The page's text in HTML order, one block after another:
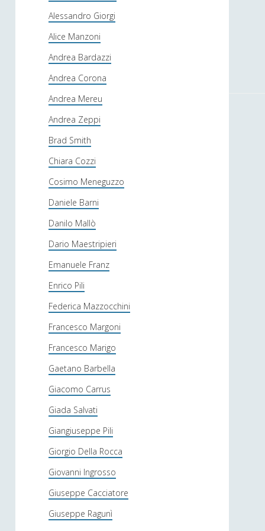
Alessandro Giorgi
Alice Manzoni
Andrea Bardazzi
Andrea Corona
Andrea Mereu
Andrea Zeppi
Brad Smith
Chiara Cozzi
Cosimo Meneguzzo
Daniele Barni
Danilo Mallò
Dario Maestripieri
Emanuele Franz
Enrico Pili
Federica Mazzocchini
Francesco Margoni
Francesco Marigo
Gaetano Barbella
Giacomo Carrus
Giada Salvati
Giangiuseppe Pili
Giorgio Della Rocca
Giovanni Ingrosso
Giuseppe Cacciatore
Giuseppe Ragunì